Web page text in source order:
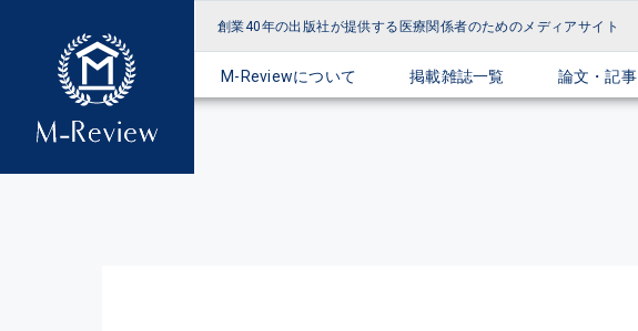
創業40年の出版社が提供する医療関係者のためのメディアサイト
M-Reviewについて 掲載雑誌一覧 論文・記事